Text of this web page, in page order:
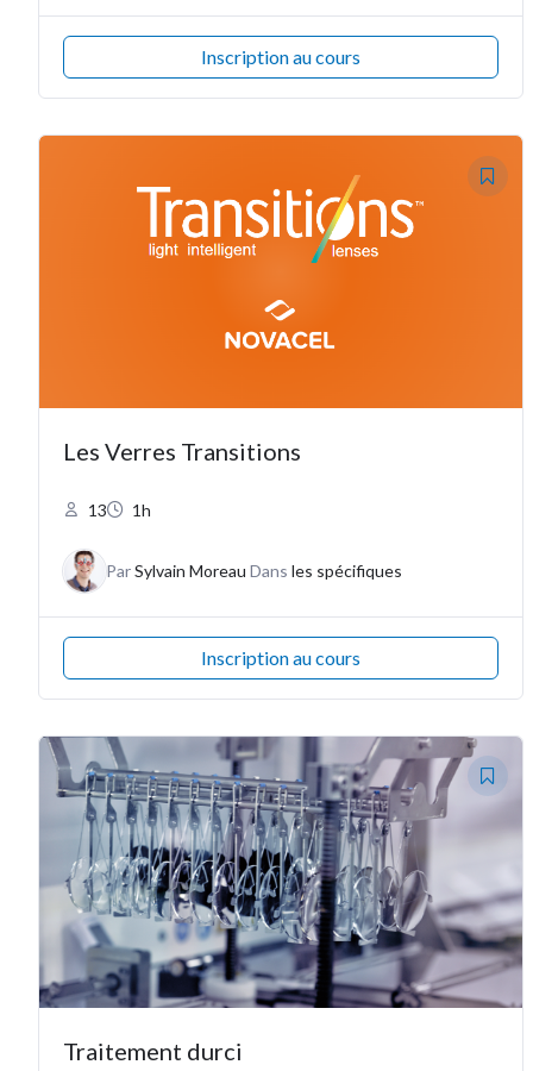
Inscription au cours
Les Verres Transitions
13 1h
ParSylvain Moreau Dans les spécifiques
Inscription au cours
Traitement durci